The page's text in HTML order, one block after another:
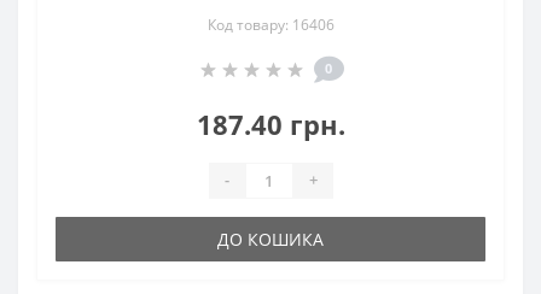
Код товару: 16406
0
187.40 грн.
- +
ДО КОШИКА